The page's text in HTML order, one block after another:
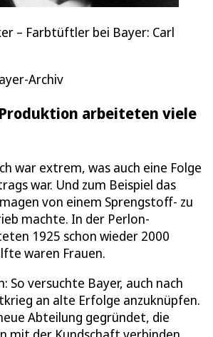
– Farbtüftler bei Bayer: Carl
Archiv
arbeiteten viele
war extrem, was auch eine Folge
war. Und zum Beispiel das
von einem Sprengstoff- zu
machte. In der Perlon-
1925 schon wieder 2000
waren Frauen.
So versuchte Bayer, auch nach
an alte Erfolge anzuknüpfen.
Abteilung gegründet, die